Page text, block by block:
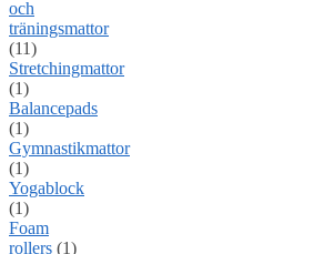
och
träningsmattor
(11)
Stretchingmattor
(1)
Balancepads
(1)
Gymnastikmattor
(1)
Yogablock
(1)
Foam
rollers (1)